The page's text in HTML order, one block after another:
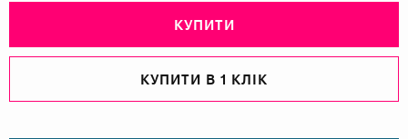
КУПИТИ
КУПИТИ В 1 КЛІК